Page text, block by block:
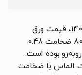
در یک ماه گذشته منتهی به 1405/05/18، قیمت ورق
رنگی هفت الماس قهوه ای سوخته 8017 ضخامت 0.48
روبه‌رو بوده است.
الماس با ضخامت